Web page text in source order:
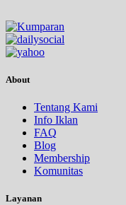
About
Tentang Kami
Info Iklan
FAQ
Blog
Membership
Komunitas
Layanan